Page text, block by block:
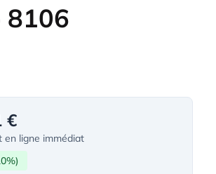
8106
€
en ligne immédiat